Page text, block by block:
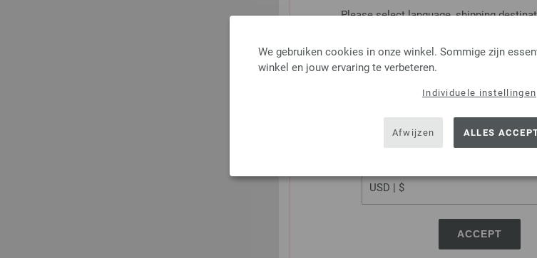
Please select language, shipping
SHIPPING TO
USA - The United States of
ACCEPT
We gebruiken cookies in onze winkel. Sommige zijn
winkel en jouw ervaring te verbeteren.
Individuele instellingen
Afwijzen ALLES
pendikte
11,29 $